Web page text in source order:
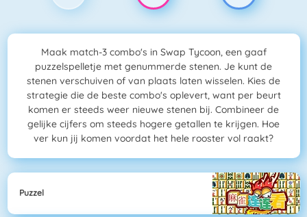
Maak match-3 combo's in Swap Tycoon, een gaaf
puzzelspelletje met genummerde stenen. Je kunt de
stenen verschuiven of van plaats laten wisselen. Kies de
strategie die de beste combo's oplevert, want per beurt
komen er steeds weer nieuwe stenen bij. Combineer de
gelijke cijfers om steeds hogere getallen te krijgen. Hoe
ver kun jij komen voordat het hele rooster vol raakt?
Puzzel